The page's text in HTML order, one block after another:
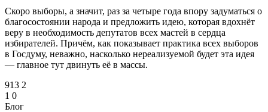
Скоро выборы, а значит, раз за четыре года впору задуматься о
благосостоянии народа и предложить идею, которая вдохнёт
веру в необходимость депутатов всех мастей в сердца
избирателей. Причём, как показывает практика всех выборов
в Госдуму, неважно, насколько нереализуемой будет эта идея
— главное тут двинуть её в массы.
913 2
1 0
Блог